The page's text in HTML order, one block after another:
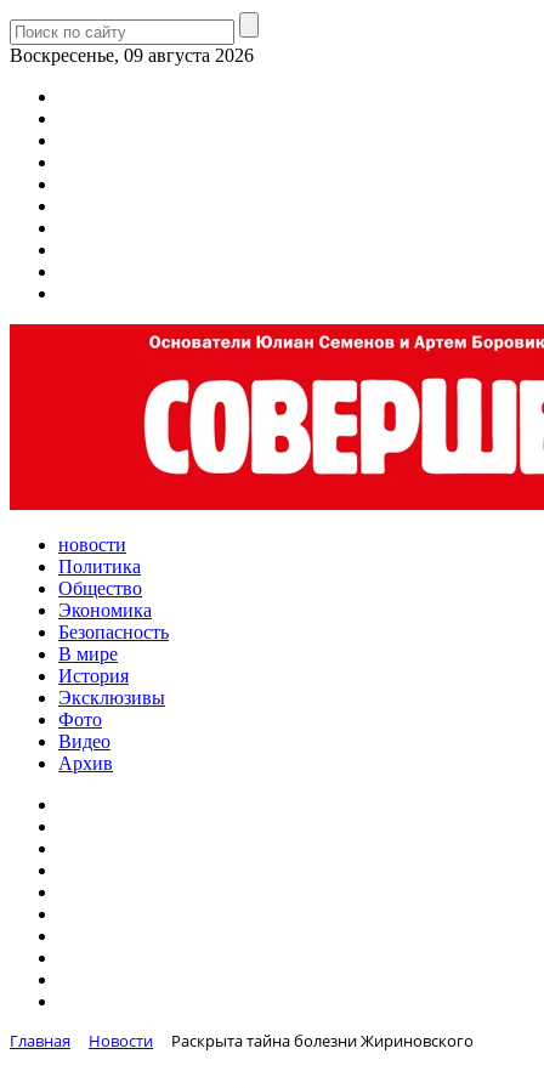
Воскресенье, 09 августа 2026
новости
Политика
Общество
Экономика
Безопасность
В мире
История
Эксклюзивы
Фото
Видео
Архив
Главная Новости Раскрыта тайна болезни Жириновского